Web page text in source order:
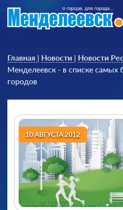
Главная | Новости | Новости
Менделеевск - в списке самых
городов
10 АВГУСТА 2012